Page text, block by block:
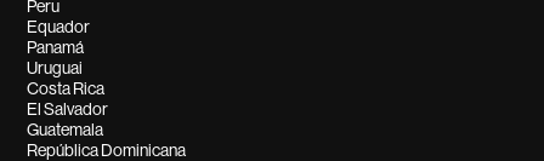
Peru
Equador
Panamá
Uruguai
Costa Rica
El Salvador
Guatemala
República Dominicana